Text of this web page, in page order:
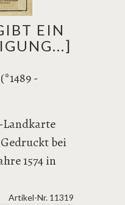
EIN
-
bei
1574 in
Artikel-Nr. 11319